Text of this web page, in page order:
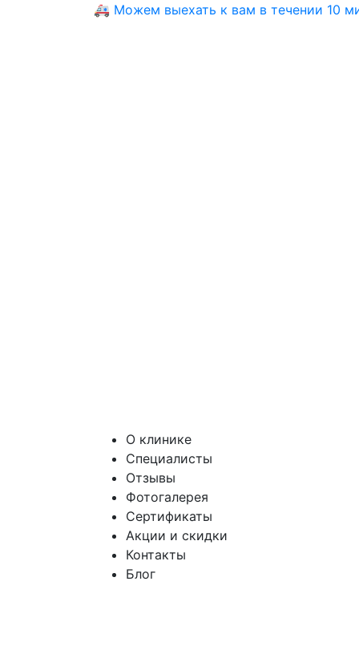
🚑 Можем выехать к вам в течении 10
О клинике
Специалисты
Отзывы
Фотогалерея
Сертификаты
Акции и скидки
Контакты
Блог